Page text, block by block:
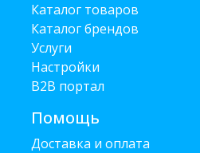
Каталог товаров
Каталог брендов
Услуги
Настройки
B2B портал
Помощь
Доставка и оплата